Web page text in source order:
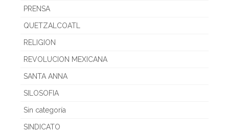
PRENSA
QUETZALCOATL
RELIGION
REVOLUCION MEXICANA
SANTA ANNA
SILOSOFIA
Sin categoría
SINDICATO